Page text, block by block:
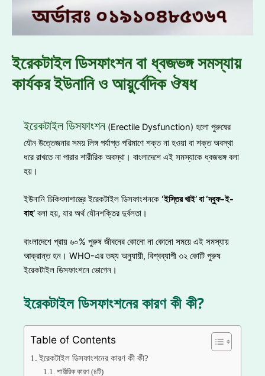
ইরেকটাইল ডিসফাংশন বা ধ্বজভঙ্গ সমস্যায়
কার্যকর ইউনানি ও আয়ুর্বেদিক ঔষধ
ইরেকটাইল ডিসফাংশন (Erectile Dysfunction) হলো পুরুষের
যৌন উত্তেজনার সময় লিঙ্গ পর্যাপ্ত পরিমাণে শক্ত না হওয়া বা শক্ত অবস্থা
ধরে রাখতে না পারার শারীরিক অবস্থা। বাংলাদেশে এই সমস্যাকে ধ্বজভঙ্গ বলা
হয়।
ইউনানি চিকিৎসাশাস্ত্রে ইরেকটাইল ডিসফাংশনকে ‘ইস্তির খাই’ বা ‘দ্বুফ-ই-
বাহ’ বলা হয়, যার অর্থ যৌনশক্তির দুর্বলতা।
বাংলাদেশে প্রায় ৬০% পুরুষ জীবনের কোনো না কোনো সময়ে এই সমস্যায়
আক্রান্ত হন। WHO-এর তথ্য অনুযায়ী, বিশ্বব্যাপী ৩২ কোটি পুরুষ
ইরেকটাইল ডিসফাংশনে ভোগেন।
ইরেকটাইল ডিসফাংশনের কারণ কী কী?
Table of Contents
ইরেকটাইল ডিসফাংশনের কারণ কী কী?
শারীরিক কারণ (৪টি)